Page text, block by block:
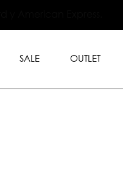
en toda la tienda con
American Express.
SALE OUTLET